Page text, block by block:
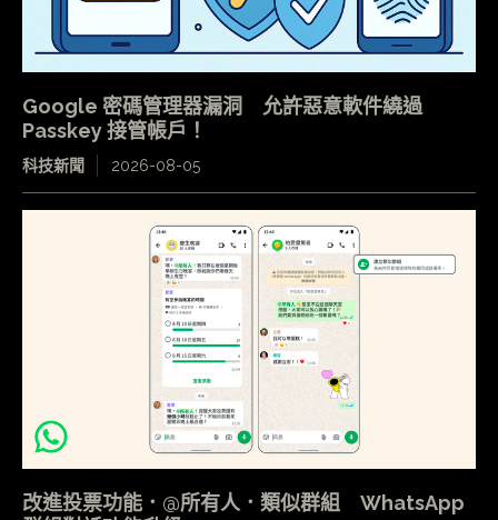
Google 密碼管理器漏洞 允許惡意軟件繞過
Passkey 接管帳戶！
科技新聞 2026-08-05
改進投票功能．@所有人．類似群組 WhatsApp